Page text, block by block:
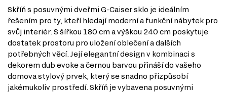
Skříň s posuvnými dveřmi G-Caiser sklo je ideálním
řešením pro ty, kteří hledají moderní a funkční nábytek pro
svůj interiér. S šířkou 180 cm a výškou 240 cm poskytuje
dostatek prostoru pro uložení oblečení a dalších
potřebných věcí. Její elegantní design v kombinaci s
dekorem dub evoke a černou barvou přináší do vašeho
domova stylový prvek, který se snadno přizpůsobí
jakémukoliv prostředí. Skříň je vybavena posuvnými